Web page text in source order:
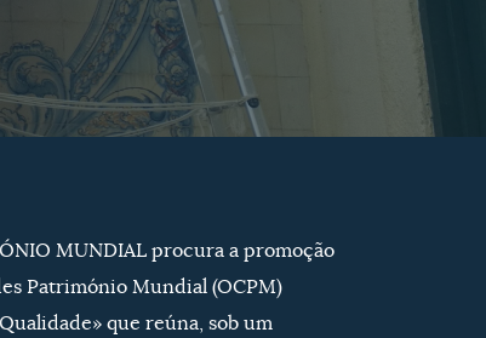
MUNDIAL procura a promoção
Património Mundial (OCPM)
que reúna, sob um